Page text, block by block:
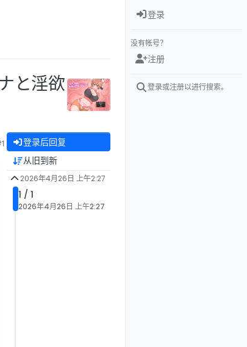
と淫欲
登录后回复
从旧到新
2026年4月26日 上午2:27
1 / 1
2026年4月26日 上午2:27
登录
没有帐号？
注册
登录或注册以进行搜索。